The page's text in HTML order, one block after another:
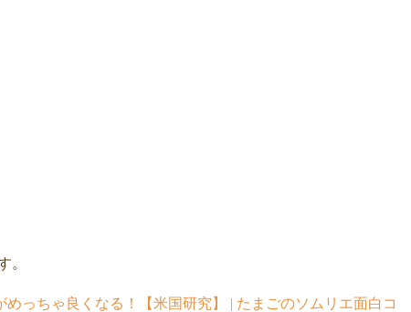
。
っちゃ良くなる！【米国研究】 | たまごのソムリエ面白コ